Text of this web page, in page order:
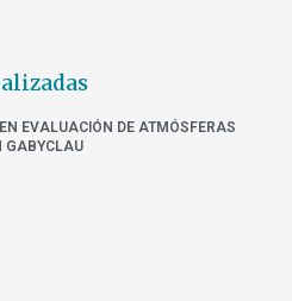
EVALUACIÓN DE ATMÓSFERAS
GABYCLAU